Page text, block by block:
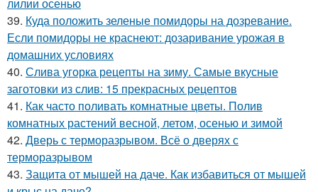
39. Куда положить зеленые помидоры на дозревание.
Если помидоры не краснеют: дозаривание урожая в
домашних условиях
40. Слива угорка рецепты на зиму. Самые вкусные
заготовки из слив: 15 прекрасных рецептов
41. Как часто поливать комнатные цветы. Полив
комнатных растений весной, летом, осенью и зимой
42. Дверь с терморазрывом. Всё о дверях с
терморазрывом
43. Защита от мышей на даче. Как избавиться от мышей